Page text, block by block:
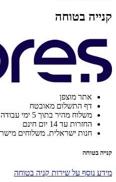
קנייה בטוחה
אתר מוצפן
דף התשלום מאובטח
משלוח מהיר בתוך 5 ימי עבודה
החזרות עד 14 יום חינם
חנות ישראלית. משלוחים
קנייה בטוחה
מידע נוסף על שירות קניה בטוחה